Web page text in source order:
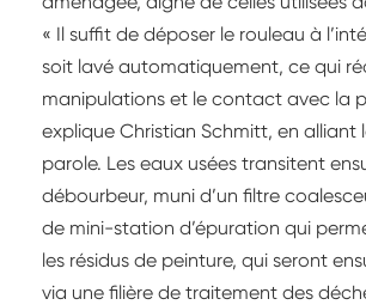
« Il suffit de déposer le rouleau à
soit lavé automatiquement, ce qui
manipulations et le contact avec la
explique Christian Schmitt, en alliant
parole. Les eaux usées transitent
débourbeur, muni d’un filtre
de mini-station d’épuration qui
les résidus de peinture, qui seront
via une filière de traitement des